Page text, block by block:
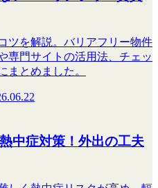
ツを解説。バリアフリー物件
専門サイトの活用法、チェッ
まとめました。
中症対策！外出の工夫